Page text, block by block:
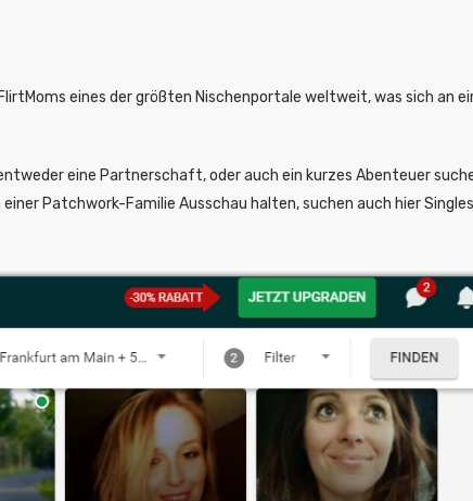
eines der größten Nischenportale weltweit, was sich an
eine Partnerschaft, oder auch ein kurzes Abenteuer
Patchwork-Familie Ausschau halten, suchen auch hier